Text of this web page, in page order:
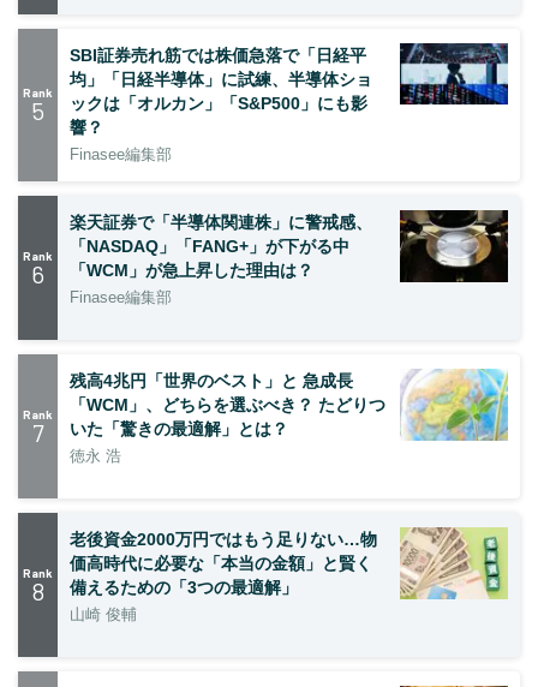
Rank
5
SBI証券売れ筋では株価急落で「日経平
均」「日経半導体」に試練、半導体ショ
ックは「オルカン」「S&P500」にも影
響？
Finasee編集部
Rank
6
楽天証券で「半導体関連株」に警戒感、
「NASDAQ」「FANG+」が下がる中
「WCM」が急上昇した理由は？
Finasee編集部
Rank
7
残高4兆円「世界のベスト」と 急成長
「WCM」、どちらを選ぶべき？ たどりつ
いた「驚きの最適解」とは？
徳永 浩
Rank
8
老後資金2000万円ではもう足りない…物
価高時代に必要な「本当の金額」と賢く
備えるための「3つの最適解」
山崎 俊輔